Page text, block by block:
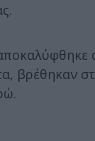
βρέθηκαν